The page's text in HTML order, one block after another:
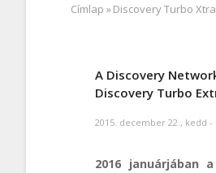
Morzsa
Címlap »Discovery Turbo Xtra
A Discovery
Discovery Turbo
2015. december 22., kedd -
2016 januárjában